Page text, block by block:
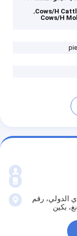
,
10 Cows/H
الدولي، رقم